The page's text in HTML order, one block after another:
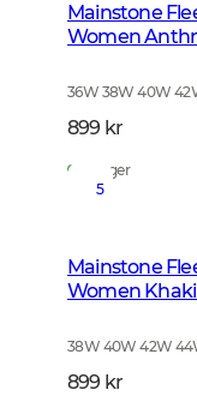
Mainstone
Women
36W 38W 40W
899 kr
På lager
5
Mainstone
Women
38W 40W 42W
899 kr